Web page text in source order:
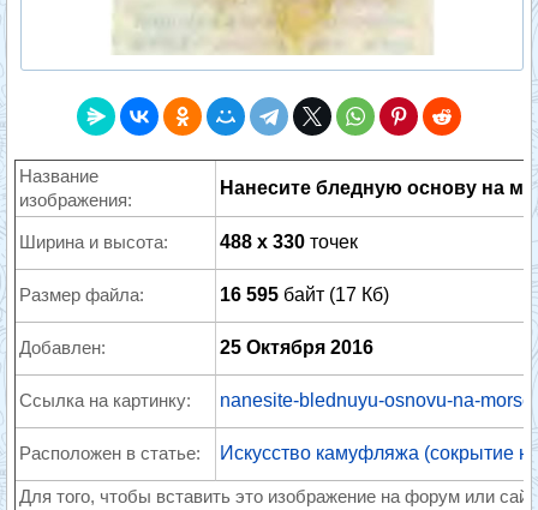
Название
изображения:
Нанесите бледную основу на
Ширина и высота: 488 x 330 точек
Размер файла: 16 595 байт (17 Кб)
Добавлен: 25 Октября 2016
Ссылка на картинку: nanesite-blednuyu-osnovu-na-
Расположен в статье: Искусство камуфляжа (сокрытие
Для того, чтобы вставить это изображение на форум или